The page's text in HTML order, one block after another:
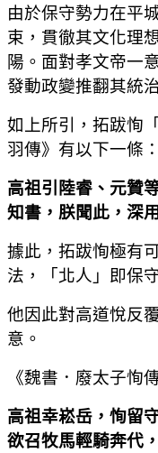
由於保守勢力在平
束，貫徹其文化理
陽。面對孝文帝一
發動政變推翻其統
如上所引，拓跋恂
羽傳》有以下一條：
高祖引陸睿、元贊
知書，朕聞此，深
據此，拓跋恂極有
法，「北人」即保
他因此對高道悅反
意。
《魏書．廢太子恂
高祖幸崧岳，恂留
欲召牧馬輕騎奔代